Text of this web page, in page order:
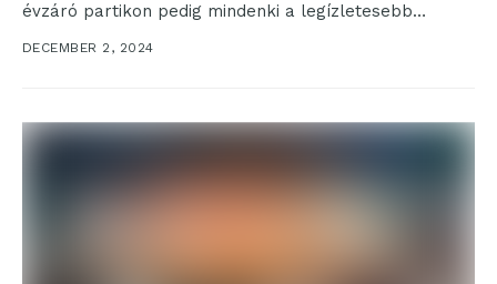
évzáró partikon pedig mindenki a legízletesebb
DECEMBER 2, 2024